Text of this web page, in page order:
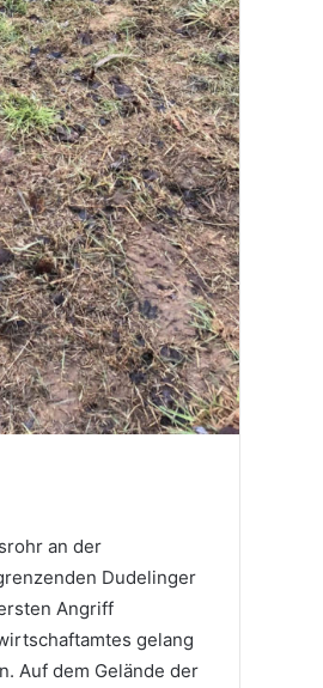
an der
Dudelinger
Angriff
gelang
Auf dem Gelände der